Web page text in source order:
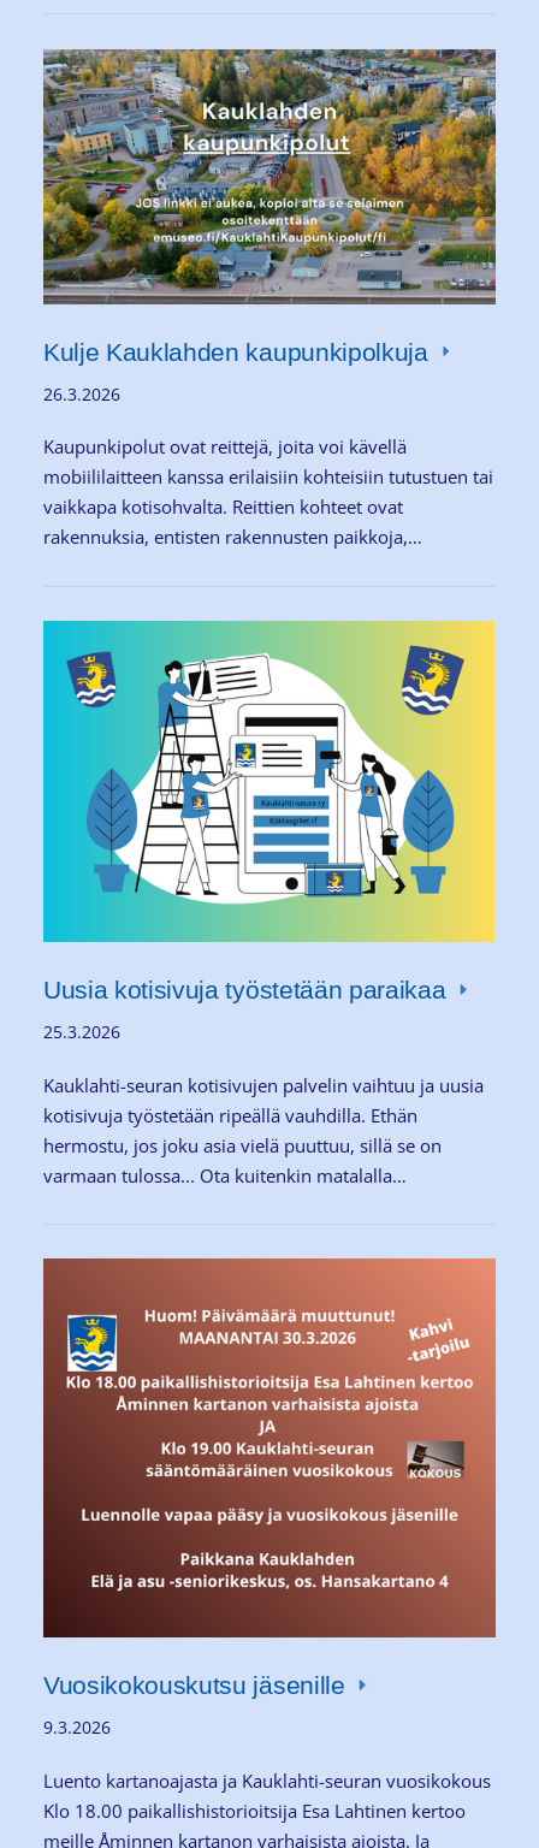
Kulje Kauklahden kaupunkipolkuja
26.3.2026
Kaupunkipolut ovat reittejä, joita voi kävellä
mobiililaitteen kanssa erilaisiin kohteisiin tutustuen tai
vaikkapa kotisohvalta. Reittien kohteet ovat
rakennuksia, entisten rakennusten paikkoja,…
Uusia kotisivuja työstetään paraikaa
25.3.2026
Kauklahti-seuran kotisivujen palvelin vaihtuu ja uusia
kotisivuja työstetään ripeällä vauhdilla. Ethän
hermostu, jos joku asia vielä puuttuu, sillä se on
varmaan tulossa... Ota kuitenkin matalalla…
Vuosikokouskutsu jäsenille
9.3.2026
Luento kartanoajasta ja Kauklahti-seuran vuosikokous
Klo 18.00 paikallishistorioitsija Esa Lahtinen kertoo
meille Åminnen kartanon varhaisista ajoista. Ja